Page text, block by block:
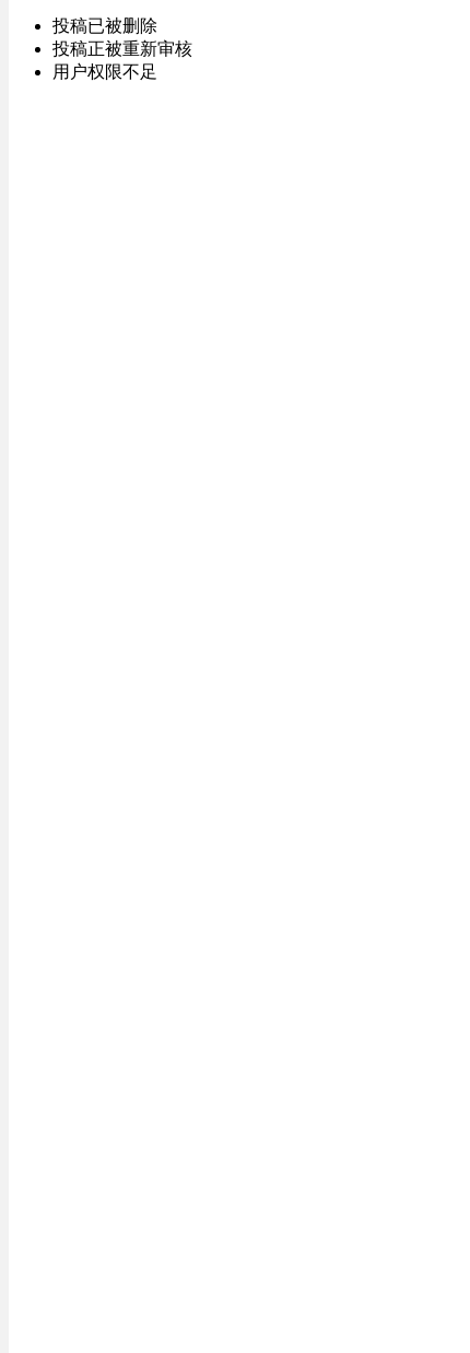
投稿已被删除
投稿正被重新审核
用户权限不足